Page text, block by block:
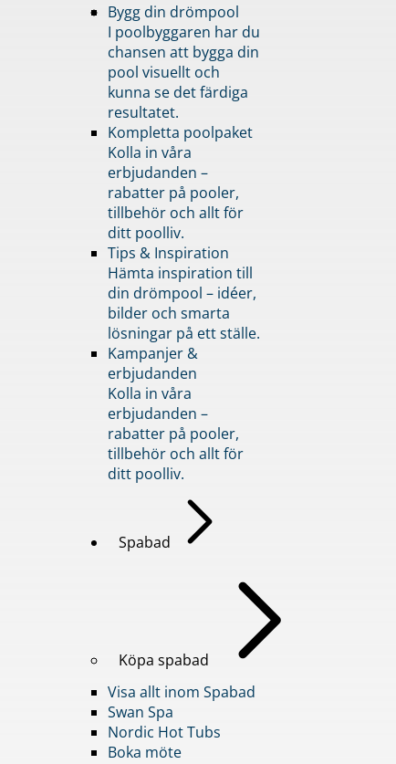
Bygg din drömpool
I poolbyggaren har du
chansen att bygga din
pool visuellt och
kunna se det färdiga
resultatet.
Kompletta poolpaket
Kolla in våra
erbjudanden –
rabatter på pooler,
tillbehör och allt för
ditt poolliv.
Tips & Inspiration
Hämta inspiration till
din drömpool – idéer,
bilder och smarta
lösningar på ett ställe.
Kampanjer &
erbjudanden
Kolla in våra
erbjudanden –
rabatter på pooler,
tillbehör och allt för
ditt poolliv.
Spabad
Köpa spabad
Visa allt inom Spabad
Swan Spa
Nordic Hot Tubs
Boka möte